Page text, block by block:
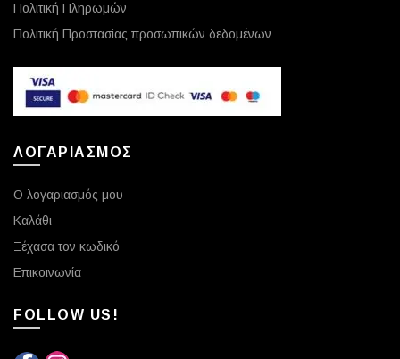
Πολιτική Πληρωμών
Πολιτική Προστασίας προσωπικών δεδομένων
ΛΟΓΑΡΙΑΣΜΟΣ
Ο λογαριασμός μου
Καλάθι
Ξέχασα τον κωδικό
Επικοινωνία
FOLLOW US!